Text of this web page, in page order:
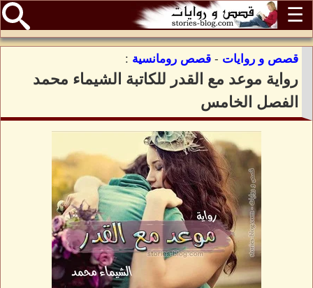
☰
قصص و روايات - قصص رومانسية :
رواية موعد مع القدر للكاتبة الشيماء محمد
الفصل الخامس